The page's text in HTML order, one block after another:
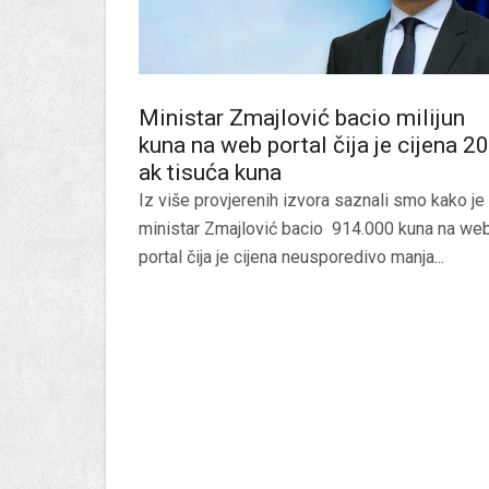
Ministar Zmajlović bacio milijun
kuna na web portal čija je cijena
ak tisuća kuna
Iz više provjerenih izvora saznali smo kako je
ministar Zmajlović bacio 914.000 kuna na
portal čija je cijena neusporedivo manja...